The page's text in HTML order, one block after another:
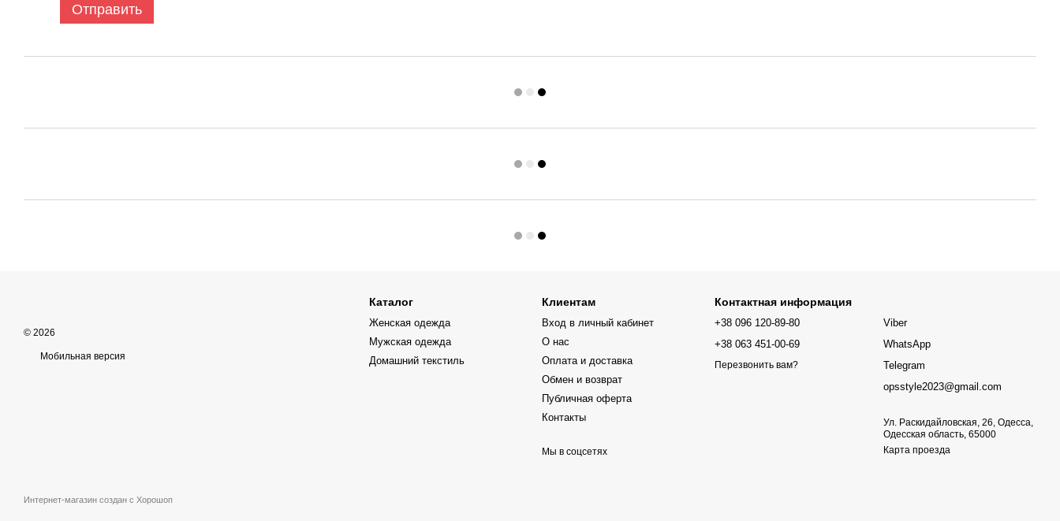
Отправить
© 2026
Мобильная версия
Интернет-магазин создан с Хорошоп
Каталог
Женская одежда
Мужская одежда
Домашний текстиль
Клиентам
Вход в личный кабинет
О нас
Оплата и доставка
Обмен и возврат
Публичная оферта
Контакты
Мы в соцсетях
Контактная информация
+38 096 120-89-80
+38 063 451-00-69
Перезвонить вам?
Viber
WhatsApp
Telegram
opsstyle2023@gmail.com
Ул. Раскидайловская, 26, Одесса,
Одесская область, 65000
Карта проезда